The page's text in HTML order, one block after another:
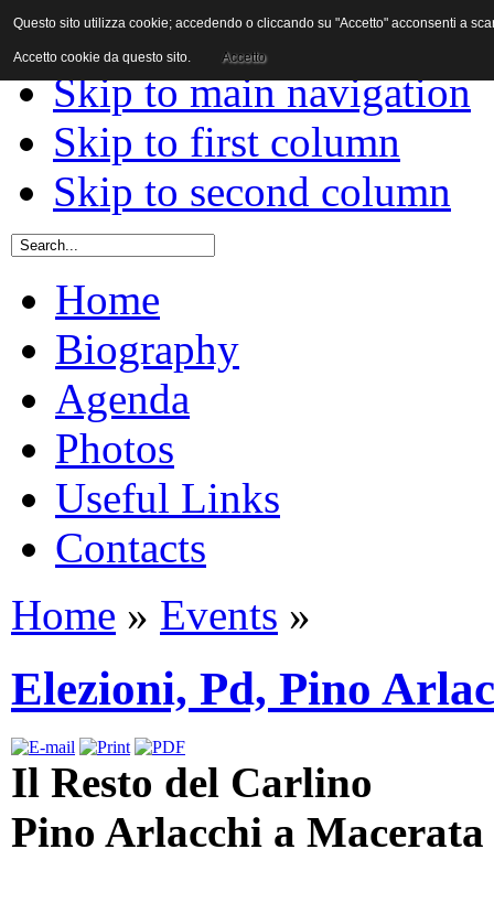
Skip to content
Skip to main navigation
Skip to first column
Skip to second column
Home
Biography
Agenda
Photos
Useful Links
Contacts
Home » Events »
Elezioni, Pd, Pino
Il Resto del Carlino
Pino Arlacchi a
Questo sito utilizza cookie; accedendo o cliccando su "Accetto" acconsenti a
Accetto cookie da questo sito. Accetto